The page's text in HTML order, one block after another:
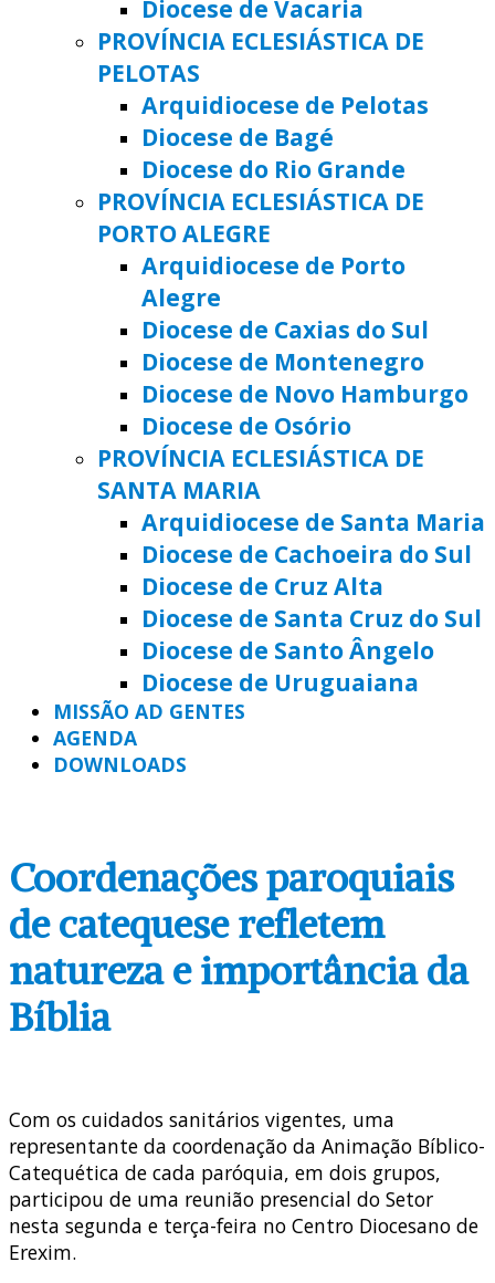
Diocese de Vacaria
PROVÍNCIA ECLESIÁSTICA DE
PELOTAS
Arquidiocese de Pelotas
Diocese de Bagé
Diocese do Rio Grande
PROVÍNCIA ECLESIÁSTICA DE
PORTO ALEGRE
Arquidiocese de Porto
Alegre
Diocese de Caxias do Sul
Diocese de Montenegro
Diocese de Novo Hamburgo
Diocese de Osório
PROVÍNCIA ECLESIÁSTICA DE
SANTA MARIA
Arquidiocese de Santa Maria
Diocese de Cachoeira do Sul
Diocese de Cruz Alta
Diocese de Santa Cruz do Sul
Diocese de Santo Ângelo
Diocese de Uruguaiana
MISSÃO AD GENTES
AGENDA
DOWNLOADS
Coordenações paroquiais
de catequese refletem
natureza e importância da
Bíblia
Com os cuidados sanitários vigentes, uma
representante da coordenação da Animação Bíblico-
Catequética de cada paróquia, em dois grupos,
participou de uma reunião presencial do Setor
nesta segunda e terça-feira no Centro Diocesano de
Erexim.